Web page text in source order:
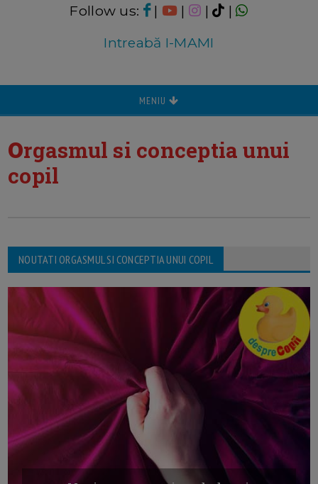
Follow us: | | |
|
Intreabă I-MAMI
MENIU
orgasmul si conceptia unui
copil
NOUTATI ORGASMUL SI CONCEPTIA UNUI COPIL